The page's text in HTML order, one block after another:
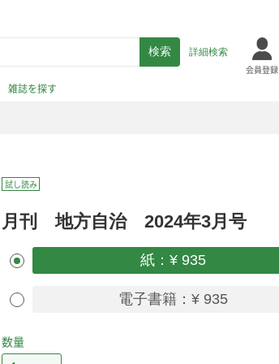
詳細検索
会員登録
雑誌を探す
試し読み
月刊 地方自治 2024年3月号
紙：¥ 935
電子書籍：¥ 935
数量